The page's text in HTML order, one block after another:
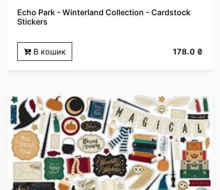
Echo Park - Winterland Collection - Cardstock
Stickers
В кошик 178.0 ₴